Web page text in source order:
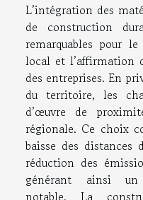
L’intégration des
de construction
remarquables pour
local et l’affirmation
des entreprises. En
du territoire, les
d’œuvre de
régionale. Ce choix
baisse des distances
réduction des
générant ainsi un
notable. La